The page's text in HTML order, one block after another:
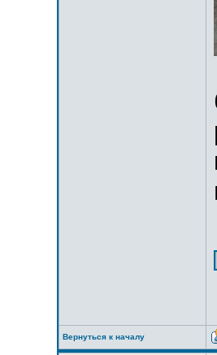
Вернуться к началу